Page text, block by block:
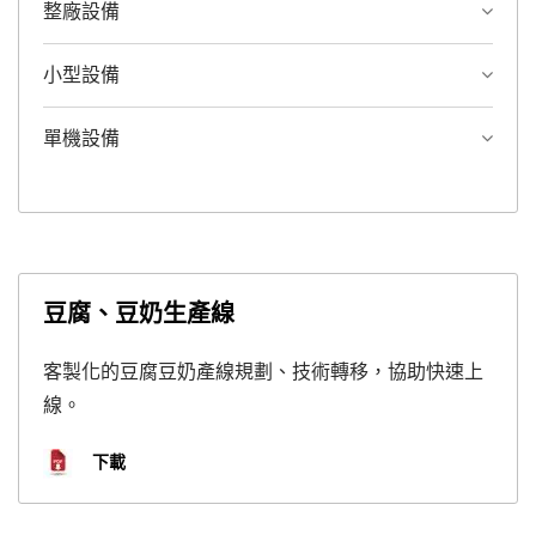
整廠設備
小型設備
單機設備
豆腐、豆奶生產線
客製化的豆腐豆奶產線規劃、技術轉移，協助快速上
線。
下載